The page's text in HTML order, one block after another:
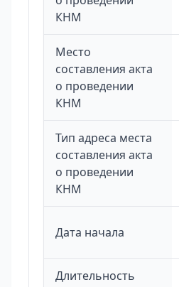
КНМ
Место
составления акта
о проведении
КНМ
Тип адреса места
составления акта
о проведении
КНМ
Дата начала
Длительность